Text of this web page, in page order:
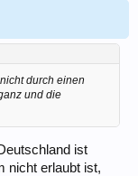
durch einen
und die
ist
nicht erlaubt ist,